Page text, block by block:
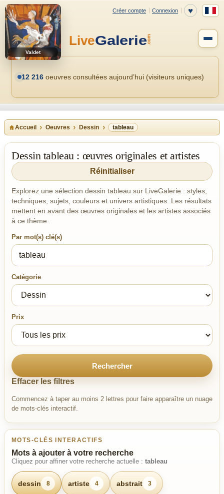
Valdet
12 216 oeuvres consultées aujourd’hui (visiteurs uniques)
Accueil Oeuvres Dessin tableau
Dessin tableau : œuvres originales et artistes
Réinitialiser
Explorez une sélection dessin tableau sur LiveGalerie : styles,
techniques, sujets, couleurs et univers artistiques. Les résultats
mettent en avant des œuvres originales et les artistes associés
à ce thème.
Par mot(s) clé(s)
Catégorie
Prix
Rechercher
Effacer les filtres
Commencez à taper au moins 2 lettres pour faire apparaître un nuage
de mots-clés interactif.
MOTS-CLÉS INTERACTIFS
Mots à ajouter à votre recherche
Cliquez pour affiner votre recherche actuelle : tableau
dessin 8 artiste 4 abstrait 3